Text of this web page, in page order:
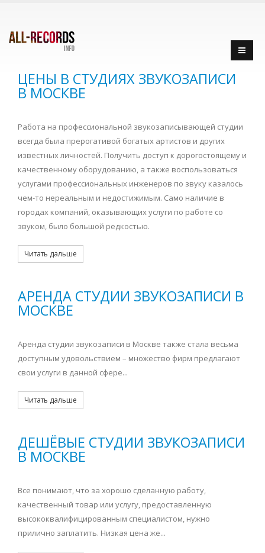
ЦЕНЫ В СТУДИЯХ ЗВУКОЗАПИСИ
В МОСКВЕ
Работа на профессиональной звукозаписывающей студии
всегда была прерогативой богатых артистов и других
известных личностей. Получить доступ к дорогостоящему и
качественному оборудованию, а также воспользоваться
услугами профессиональных инженеров по звуку казалось
чем-то нереальным и недостижимым. Само наличие в
городах компаний, оказывающих услуги по работе со
звуком, было большой редкостью.
Читать дальше
АРЕНДА СТУДИИ ЗВУКОЗАПИСИ В
МОСКВЕ
Аренда студии звукозаписи в Москве также стала весьма
доступным удовольствием – множество фирм предлагают
свои услуги в данной сфере...
Читать дальше
ДЕШЁВЫЕ СТУДИИ ЗВУКОЗАПИСИ
В МОСКВЕ
Все понимают, что за хорошо сделанную работу,
качественный товар или услугу, предоставленную
высококвалифицированным специалистом, нужно
прилично заплатить. Низкая цена же...